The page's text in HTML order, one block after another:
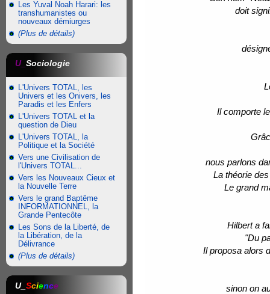
Les Yuval Noah Harari: les
transhumanistes ou
nouveaux démiurges
(Plus de détails)
U_ Sociologie
L'Univers TOTAL, les
Univers et les Onivers, les
Paradis et les Enfers
L'Univers TOTAL et la
question de Dieu
L'Univers TOTAL, la
Politique et la Société
Vers une Civilisation de
l'Univers TOTAL...
Vers les Nouveaux Cieux et
la Nouvelle Terre
Vers le grand Baptême
INFORMATIONNEL, la
Grande Pentecôte
Les Sons de la Liberté, de
la Libération, de la
Délivrance
(Plus de détails)
U_ Science
doit
Il comporte
nous parlons
La théorie
Le grand
Hilbert a
"Du
Il proposa alors
sinon on